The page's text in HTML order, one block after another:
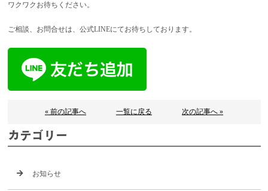
ワクワクお待ちください。
ご相談、お問合せは、公式LINEにてお待ちしております。
« 前の記事へ 一覧に戻る 次の記事へ »
カテゴリー
お知らせ